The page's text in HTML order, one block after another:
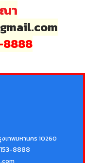
า
8888
เทพมหานคร 10260
8888